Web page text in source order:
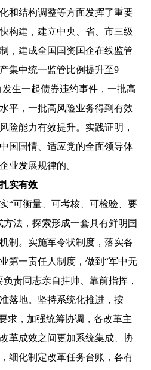
和结构调整等方面发挥了重要
构建，建立中央、省、市三级
，建成全国国资国企在线监管
集中统一监管比例提升至9
生一起债券违约事件，一批高
平，一批高风险业务得到有效
险能力有效提升。实践证明，
国国情、适应党的全面领导体
业发展规律的。
实有效
可衡量、可考核、可检验、要
法，探索形成一套具有鲜明国
制。实施军令状制度，落实各
第一责任人制度，做到“军中无
责同志亲自挂帅、靠前指挥，
落地。坚持系统化推进，按
求，加强统筹协调，各改革主
革成效之间更加系统集成、协
细化制定改革任务台账，各有